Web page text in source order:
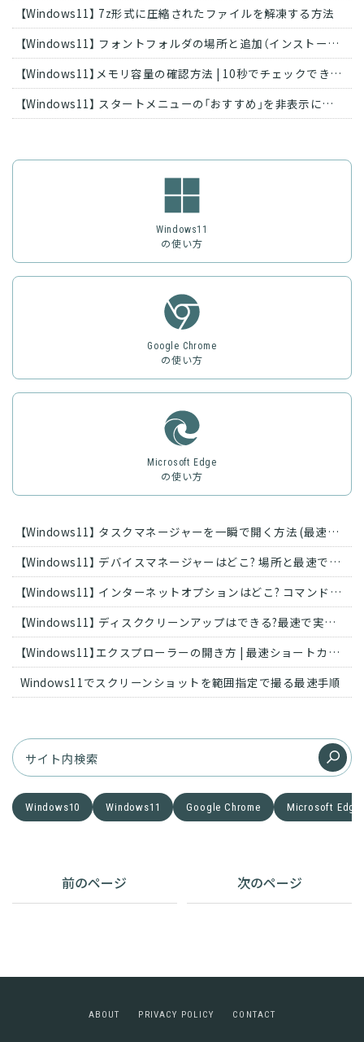
【Windows11】 7z形式に圧縮されたファイルを解凍する方法
【Windows11】 フォントフォルダの場所と追加（インストール）・削除する方法
【Windows11】メモリ容量の確認方法 | 10秒でチェックできる手順
【Windows11】 スタートメニューの「おすすめ」を非表示にする方法
Windows11
の使い方
Google Chrome
の使い方
Microsoft Edge
の使い方
【Windows11】 タスクマネージャーを一瞬で開く方法 (最速ショートカット)
【Windows11】 デバイスマネージャーはどこ? 場所と最速で開く方法
【Windows11】 インターネットオプションはどこ? コマンド・ショートカットで起動
【Windows11】 ディスククリーンアップはできる?最速で実行する方法
【Windows11】エクスプローラーの開き方 | 最速ショートカットで3秒起動
Windows11でスクリーンショットを範囲指定で撮る最速手順
Windows10 Windows11 Google Chrome Microsoft Edge
前のページ 次のページ
AB O UT P RIVACY PO LI CY C O NTACT